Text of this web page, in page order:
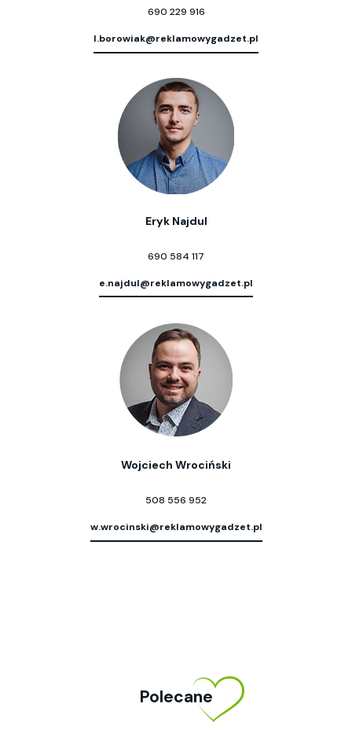
690 229 916
l.borowiak@reklamowygadzet.pl
Eryk Najdul
690 584 117
e.najdul@reklamowygadzet.pl
Wojciech Wrociński
508 556 952
w.wrocinski@reklamowygadzet.pl
Polecane